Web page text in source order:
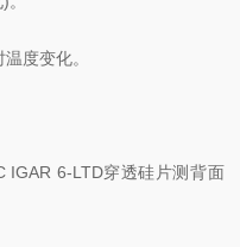
度变化。
6-LTD穿透硅片测背面